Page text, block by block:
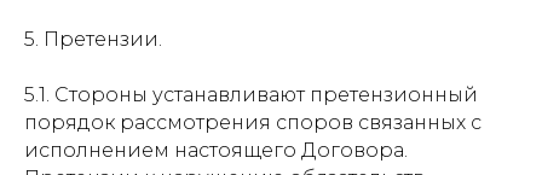
5. Претензии.
5.1. Стороны устанавливают претензионный
порядок рассмотрения споров связанных с
исполнением настоящего Договора.